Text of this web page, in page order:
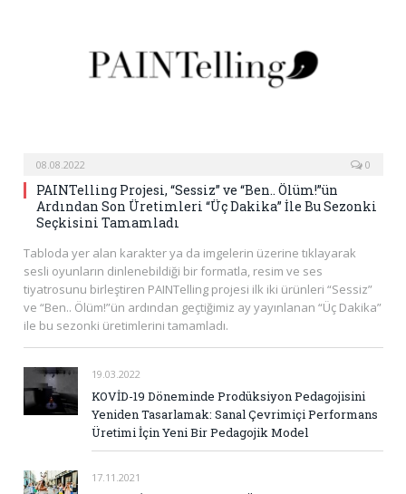
08.08.2022 0
PAINTelling Projesi, “Sessiz” ve “Ben.. Ölüm!”ün
Ardından Son Üretimleri “Üç Dakika” İle Bu Sezonki
Seçkisini Tamamladı
Tabloda yer alan karakter ya da imgelerin üzerine tıklayarak
sesli oyunların dinlenebildiği bir formatla, resim ve ses
tiyatrosunu birleştiren PAINTelling projesi ilk iki ürünleri “Sessiz”
ve “Ben.. Ölüm!”ün ardından geçtiğimiz ay yayınlanan “Üç Dakika”
ile bu sezonki üretimlerini tamamladı.
19.03.2022
KOVİD-19 Döneminde Prodüksiyon Pedagojisini
Yeniden Tasarlamak: Sanal Çevrimiçi Performans
Üretimi İçin Yeni Bir Pedagojik Model
17.11.2021